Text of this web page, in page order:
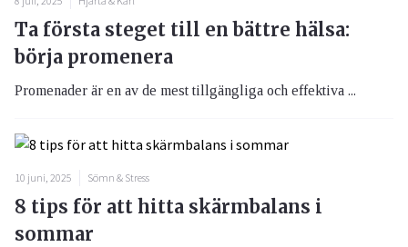
Ta första steget till en bättre hälsa:
börja promenera
Promenader är en av de mest tillgängliga och effektiva ...
10 juni, 2025 Sömn & Stress
8 tips för att hitta skärmbalans i
sommar